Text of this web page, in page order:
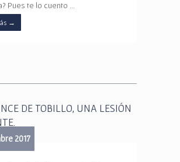
Pues te lo cuento …
→
DE TOBILLO, UNA LESIÓN
2017